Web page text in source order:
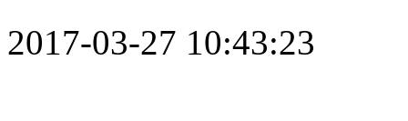
2017-03-27 10:43:23